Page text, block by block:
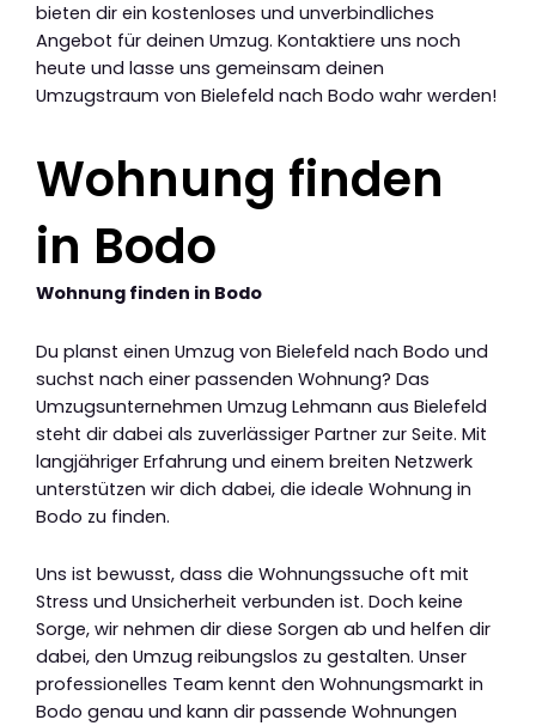
bieten dir ein kostenloses und unverbindliches
Angebot für deinen Umzug. Kontaktiere uns noch
heute und lasse uns gemeinsam deinen
Umzugstraum von Bielefeld nach Bodo wahr werden!
Wohnung finden
in Bodo
Wohnung finden in Bodo
Du planst einen Umzug von Bielefeld nach Bodo und
suchst nach einer passenden Wohnung? Das
Umzugsunternehmen Umzug Lehmann aus Bielefeld
steht dir dabei als zuverlässiger Partner zur Seite. Mit
langjähriger Erfahrung und einem breiten Netzwerk
unterstützen wir dich dabei, die ideale Wohnung in
Bodo zu finden.
Uns ist bewusst, dass die Wohnungssuche oft mit
Stress und Unsicherheit verbunden ist. Doch keine
Sorge, wir nehmen dir diese Sorgen ab und helfen dir
dabei, den Umzug reibungslos zu gestalten. Unser
professionelles Team kennt den Wohnungsmarkt in
Bodo genau und kann dir passende Wohnungen